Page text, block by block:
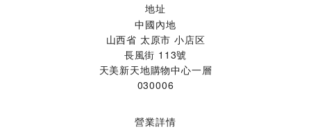
地址
中國內地
山西省 太原市 小店区
長風街 113號
天美新天地購物中心一層
030006
營業詳情